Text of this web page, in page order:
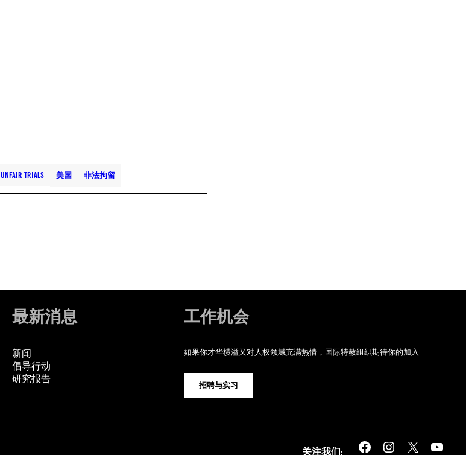
UNFAIR TRIALS 美国 非法拘留
最新消息
新闻
倡导行动
研究报告
工作机会
如果你才华横溢又对人权领域充满热情，国际特赦组织期待你的加入
招聘与实习
关注我们: Facebook Instagram X YouTube